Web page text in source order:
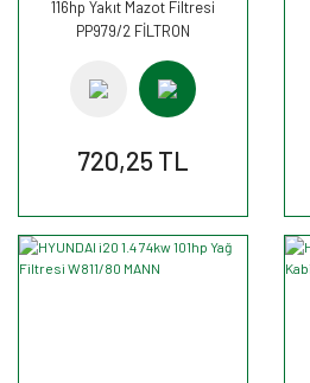
116hp Yakıt Mazot Filtresi
PP979/2 FİLTRON
720,25 TL